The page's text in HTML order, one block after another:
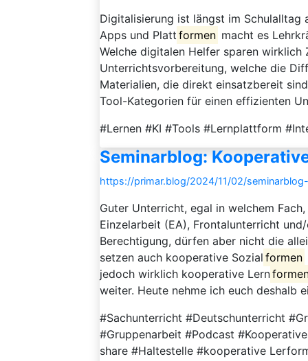
Digitalisierung ist längst im Schulalltag
Apps und Platt formen macht es
Welche digitalen Helfer sparen wirklich
Unterrichtsvorbereitung, welche die
Materialien, die direkt einsatzbereit
Tool-Kategorien für einen effizienten
#Lernen #KI #Tools #Lernplattform
Seminarblog:
https://primar.blog/2024/11/02/
Guter Unterricht, egal in welchem
Einzelarbeit (EA), Frontalunterricht
Berechtigung, dürfen aber nicht die
setzen auch kooperative Sozial formen
jedoch wirklich kooperative Lern
weiter. Heute nehme ich euch deshalb
#Sachunterricht #Deutschunterricht
#Gruppenarbeit #Podcast
share #Haltestelle #kooperative